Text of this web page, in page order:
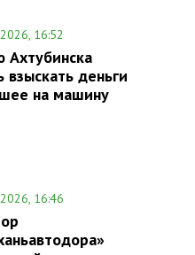
16:52
взыскать деньги
на машину
16:46